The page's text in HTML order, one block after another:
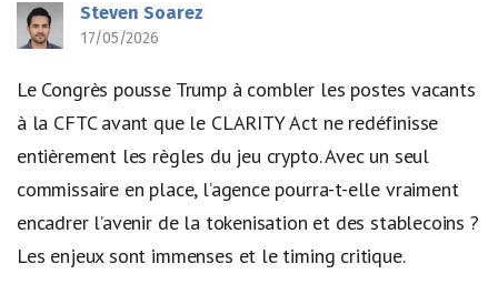
Steven Soarez
17/05/2026
Le Congrès pousse Trump à combler les postes vacants
à la CFTC avant que le CLARITY Act ne redéfinisse
entièrement les règles du jeu crypto. Avec un seul
commissaire en place, l’agence pourra-t-elle vraiment
encadrer l’avenir de la tokenisation et des stablecoins ?
Les enjeux sont immenses et le timing critique.